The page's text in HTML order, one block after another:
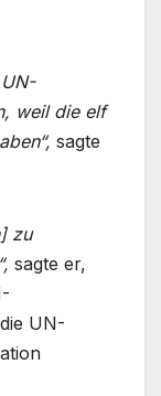
weil die elf
sagte
zu
sagte er,
UN-